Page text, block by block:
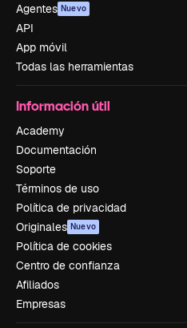
Agentes Nuevo
API
App móvil
Todas las herramientas
Información útil
Academy
Documentación
Soporte
Términos de uso
Política de privacidad
Originales Nuevo
Política de cookies
Centro de confianza
Afiliados
Empresas